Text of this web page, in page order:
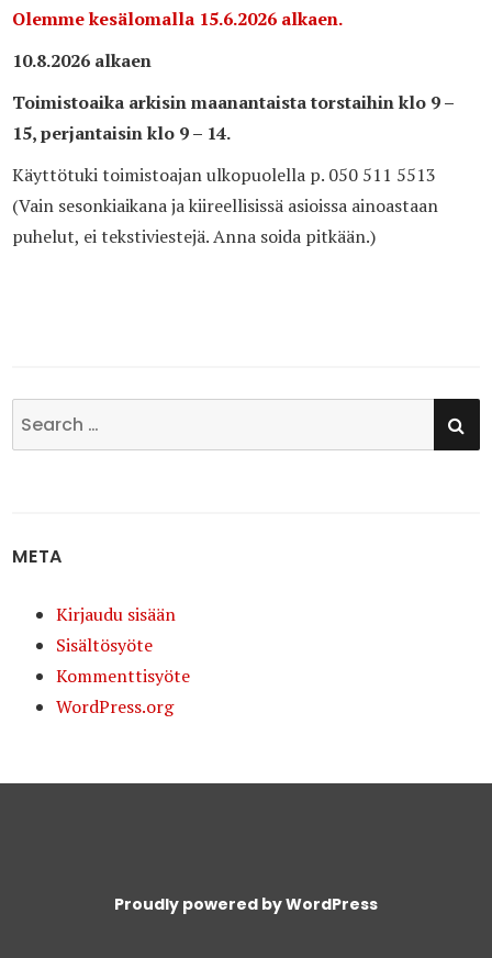
Olemme kesälomalla 15.6.2026 alkaen.
10.8.2026 alkaen
Toimistoaika arkisin maanantaista torstaihin klo 9 –
15, perjantaisin klo 9 – 14.
Käyttötuki toimistoajan ulkopuolella p. 050 511 5513
(Vain sesonkiaikana ja kiireellisissä asioissa ainoastaan
puhelut, ei tekstiviestejä. Anna soida pitkään.)
Search
for:
META
Kirjaudu sisään
Sisältösyöte
Kommenttisyöte
WordPress.org
Proudly powered by WordPress